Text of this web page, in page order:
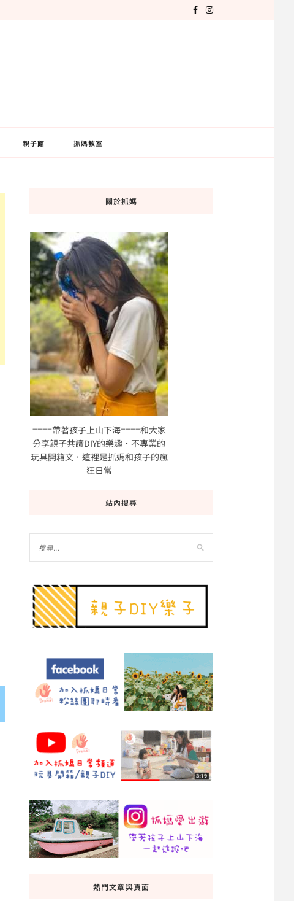
親子館 抓媽教室
關於抓媽
====帶著孩子上山下海====和大家
分享親子共讀DIY的樂趣．不專業的
玩具開箱文．這裡是抓媽和孩子的瘋
狂日常
站內搜尋
熱門文章與頁面